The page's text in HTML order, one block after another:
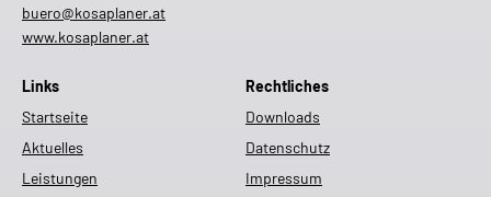
buero@kosaplaner.at
www.kosaplaner.at
Links
Startseite
Aktuelles
Leistungen
Rechtliches
Downloads
Datenschutz
Impressum